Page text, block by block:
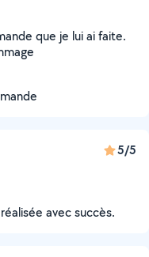
que je lui ai faite.
5/5
avec succès.